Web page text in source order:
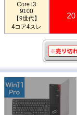
Core i3
9100
【9世代】
4コア4スレ
20